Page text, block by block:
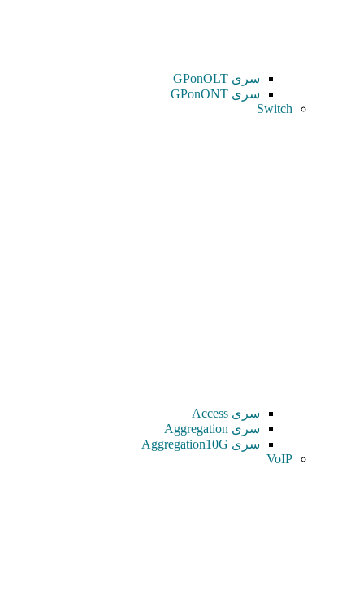
سری GPonOLT
سری GPonONT
Switch
سری Access
سری Aggregation
سری Aggregation10G
VoIP